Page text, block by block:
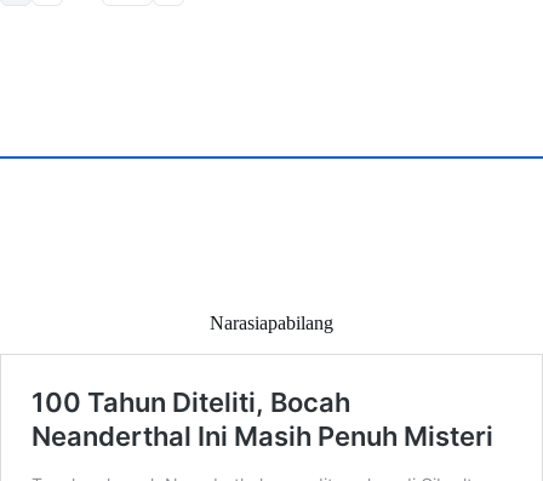
Narasiapabilang